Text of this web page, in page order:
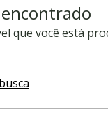
que você está